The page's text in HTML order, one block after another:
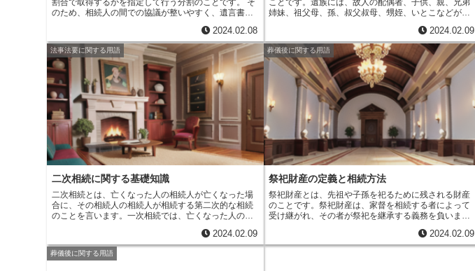
医療従事者などに伝えたいことを書き残すことができ
ます。また、エンディングノートは、自分が大切にし
ていることや、終末期にどのような治療を受けたい
か、葬儀や埋葬の方法などについて、家族や友人と話
し合うきっかけにもなります。
割合で取得するかを指定して行う分割のことです。
そ
のため、相続人の間での協議が整いやすく、遺言書に
指定分割は、遺産分割協議がまとまらない場合や、相
続人の間で争いがない場合、また、当人の希望で、遺
産を自由に分割したい場合などに行われます。指定分
割を行うためには、まず、相続財産を確定させる必要
があります。相続財産には、故人が保有していた不動
産、現金、預貯金、株式、債券、宝石、貴金属、動産
などがあり、これらをすべて把握する必要がありま
す。相続財産を確定させた後、相続人全員で、相続財
産をどのように分割するかを話し合います。このと
き、相続人の年齢、性別、職業、家族構成、居住地、
経済状況などの様々な要素を考慮して、公平に分割す
る必要があります。相続人全員が分割方法に合意でき
たら、指定分割協議書を作成します。指定分割協議書
ます。指定分割協議書を作成したら、相続人全員が署
名押印し、法務局に提出します。法務局に提出された
指定分割協議書は、相続登記簿に記載され、効力が発
生します。
2024.02.08
ことです。遺族には、故人の配偶者、子供、親、兄弟
姉妹、祖父母、孫、叔父叔母、甥姪、いとこなどが含
人の冥福を祈ります。また、故人の遺品を整理した
り、故人の財産を相続したりするなどの手続きを行い
ます。遺族は、故人の死後、故人の遺志を尊重して、
故人が望むように葬儀や法要を執り行う必要がありま
2024.02.09
法事法要に関する用語
二次相続に関する基礎知識
二次相続とは、亡くなった人の相続人が亡くなった場
合に、その相続人の相続人が相続する第二次的な相続
のことを言います。 一次相続では、亡くなった人の配
続では、一次相続人の配偶者や子ども、孫などが相続
人となります。二次相続が発生する理由は、主に2つあ
ります。1つは、一次相続人が亡くなった時点で未成年
2024.02.09
葬儀後に関する用語
祭祀財産の定義と相続方法
祭祀財産とは、先祖や子孫を祀るために残される財産
のことです。祭祀財産は、家督を相続する者によって
受け継がれ、その者が祭祀を継承する義務を負いま
な形態をとることができます。祭祀財産の定義は、民
法や各都道府県の条例で定められています。民法で
2024.02.09
葬儀後に関する用語